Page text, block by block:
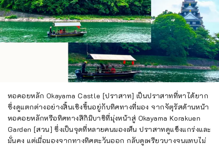
หอคอยหลัก Okayama Castle [ปราสาท] เป็นปราสาทที่หาได้ยาก
ซึ่งดูแตกต่างอย่างสิ้นเชิงขึ้นอยู่กับทิศทางที่มอง จากจัตุรัสด้านหน้า
หอคอยหลักหรือทิศทางสึกิมิบาชิที่มุ่งหน้าสู่ Okayama Korakuen
Garden [สวน] ซึ่งเป็นจุดที่หลายคนมองเห็น ปราสาทดูแข็งแกร่งและ
มั่นคง แต่เมื่อมองจากทางทิศตะวันออก กลับดูเพรียวบางจนแทบไม่